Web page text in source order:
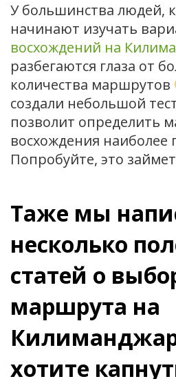
У большинства людей,
начинают изучать
восхождений на
разбегаются глаза от
количества маршрутов
создали небольшой
позволит определить
восхождения
Попробуйте, это
Таже мы
несколько
статей о
маршрута на
хотите